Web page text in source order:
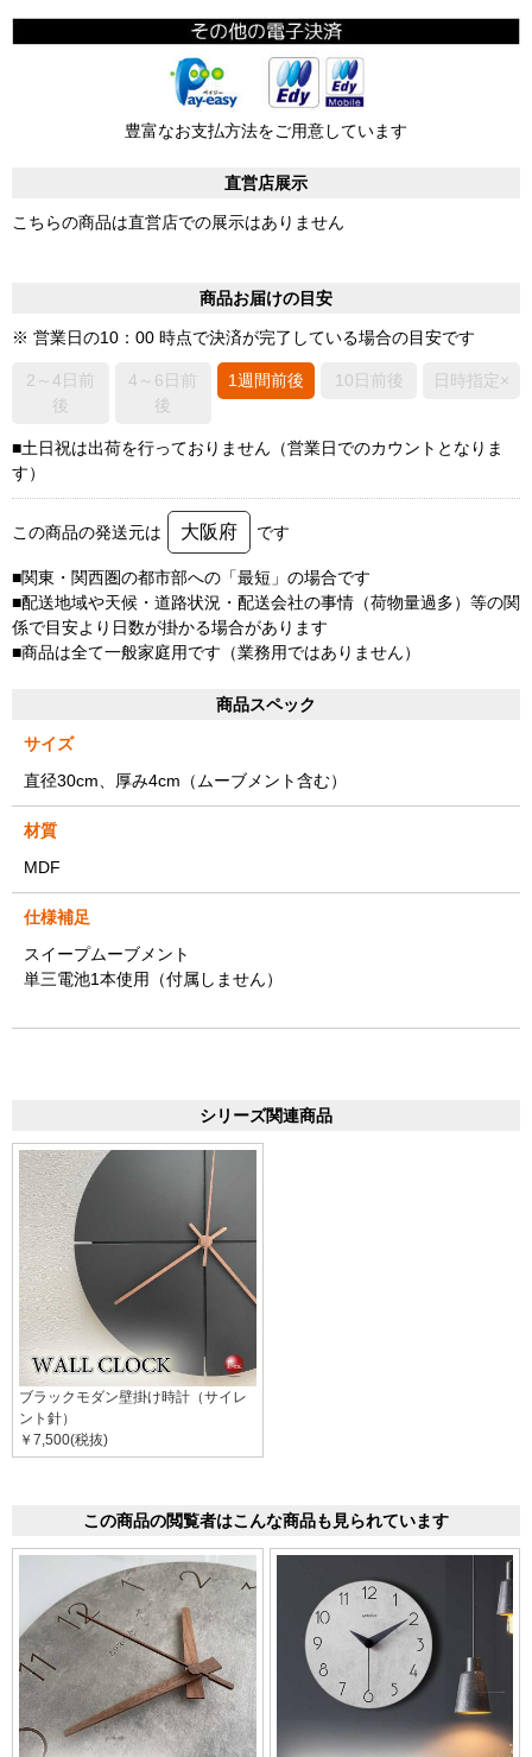
豊富なお支払方法をご用意しています
直営店展示
こちらの商品は直営店での展示はありません
商品お届けの目安
※ 営業日の10：00 時点で決済が完了している場合の目安です
2～4日前
後
4～6日前
後
1週間前後 10日前後 日時指定×
■土日祝は出荷を行っておりません（営業日でのカウントとなりま
す）
この商品の発送元は 大阪府 です
■関東・関西圏の都市部への「最短」の場合です
■配送地域や天候・道路状況・配送会社の事情（荷物量過多）等の関
係で目安より日数が掛かる場合があります
■商品は全て一般家庭用です（業務用ではありません）
商品スペック
サイズ
直径30cm、厚み4cm（ムーブメント含む）
材質
MDF
仕様補足
スイープムーブメント
単三電池1本使用（付属しません）
シリーズ関連商品
ブラックモダン壁掛け時計（サイレ
ント針）
￥7,500(税抜)
この商品の閲覧者はこんな商品も見られています